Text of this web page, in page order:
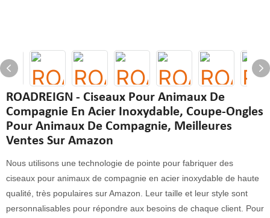
ROADREIGN - Ciseaux Pour Animaux De
Compagnie En Acier Inoxydable, Coupe-Ongles
Pour Animaux De Compagnie, Meilleures
Ventes Sur Amazon
Nous utilisons une technologie de pointe pour fabriquer des
ciseaux pour animaux de compagnie en acier inoxydable de haute
qualité, très populaires sur Amazon. Leur taille et leur style sont
personnalisables pour répondre aux besoins de chaque client. Pour